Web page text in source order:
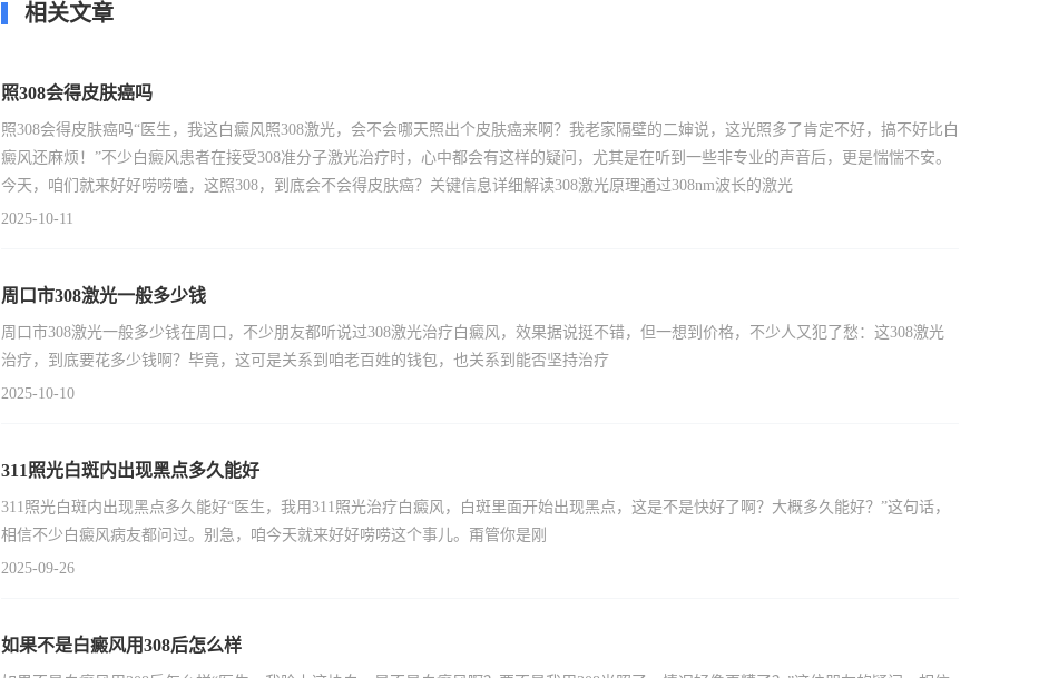
相关文章
照308会得皮肤癌吗
照308会得皮肤癌吗“医生，我这白癜风照308激光，会不会哪天照出个皮肤癌来啊？我老家隔壁的二婶说，这光照多了肯定不好，搞不好比白
癜风还麻烦！”不少白癜风患者在接受308准分子激光治疗时，心中都会有这样的疑问，尤其是在听到一些非专业的声音后，更是惴惴不安。
今天，咱们就来好好唠唠嗑，这照308，到底会不会得皮肤癌？关键信息详细解读308激光原理通过308nm波长的激光
2025-10-11
周口市308激光一般多少钱
周口市308激光一般多少钱在周口，不少朋友都听说过308激光治疗白癜风，效果据说挺不错，但一想到价格，不少人又犯了愁：这308激光
治疗，到底要花多少钱啊？毕竟，这可是关系到咱老百姓的钱包，也关系到能否坚持治疗
2025-10-10
311照光白斑内出现黑点多久能好
311照光白斑内出现黑点多久能好“医生，我用311照光治疗白癜风，白斑里面开始出现黑点，这是不是快好了啊？大概多久能好？”这句话，
相信不少白癜风病友都问过。别急，咱今天就来好好唠唠这个事儿。甭管你是刚
2025-09-26
如果不是白癜风用308后怎么样